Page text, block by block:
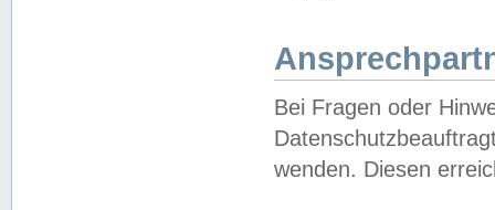
Bei Fragen oder
wenden. Diesen